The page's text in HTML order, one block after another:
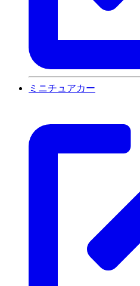
ミニチュアカー